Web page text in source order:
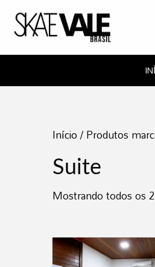
Início/ Produtos
Suite
Mostrando todos os